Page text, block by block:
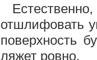
отшлифовать
поверхность
ляжет ровно.